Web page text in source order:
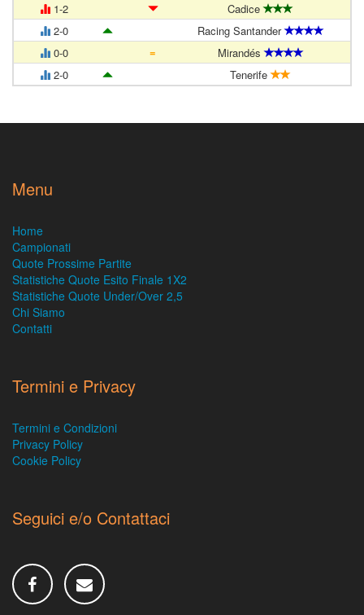
1-2
Cadice
2-0
Racing Santander
0-0
=
Mirandés
2-0
Tenerife
Menu
Home
Campionati
Quote Prossime Partite
Statistiche Quote Esito Finale 1X2
Statistiche Quote Under/Over 2,5
Chi Siamo
Contatti
Termini e Privacy
Termini e Condizioni
Privacy Policy
Cookie Policy
Seguici e/o Contattaci